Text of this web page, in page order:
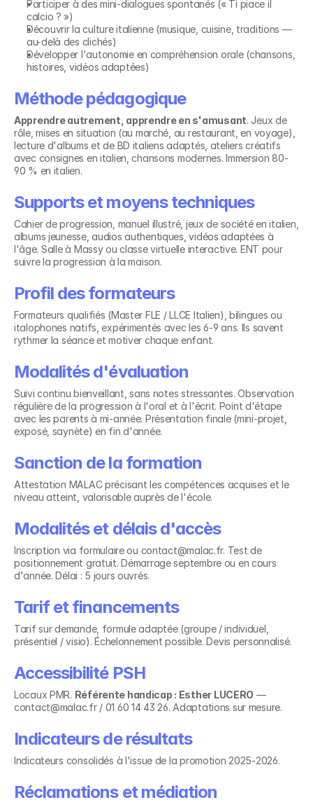
Participer à des mini-dialogues spontanés (« Ti piace il
calcio ? »)
Découvrir la culture italienne (musique, cuisine, traditions —
au-delà des clichés)
Développer l'autonomie en compréhension orale (chansons,
histoires, vidéos adaptées)
Méthode pédagogique
Apprendre autrement, apprendre en s'amusant. Jeux de
rôle, mises en situation (au marché, au restaurant, en voyage),
lecture d'albums et de BD italiens adaptés, ateliers créatifs
avec consignes en italien, chansons modernes. Immersion 80-
90 % en italien.
Supports et moyens techniques
Cahier de progression, manuel illustré, jeux de société en italien,
albums jeunesse, audios authentiques, vidéos adaptées à
l'âge. Salle à Massy ou classe virtuelle interactive. ENT pour
suivre la progression à la maison.
Profil des formateurs
Formateurs qualifiés (Master FLE / LLCE Italien), bilingues ou
italophones natifs, expérimentés avec les 6-9 ans. Ils savent
rythmer la séance et motiver chaque enfant.
Modalités d'évaluation
Suivi continu bienveillant, sans notes stressantes. Observation
régulière de la progression à l'oral et à l'écrit. Point d'étape
avec les parents à mi-année. Présentation finale (mini-projet,
exposé, saynète) en fin d'année.
Sanction de la formation
Attestation MALAC précisant les compétences acquises et le
niveau atteint, valorisable auprès de l'école.
Modalités et délais d'accès
Inscription via formulaire ou contact@malac.fr. Test de
positionnement gratuit. Démarrage septembre ou en cours
d'année. Délai : 5 jours ouvrés.
Tarif et financements
Tarif sur demande, formule adaptée (groupe / individuel,
présentiel / visio). Échelonnement possible. Devis personnalisé.
Accessibilité PSH
Locaux PMR. Référente handicap : Esther LUCERO —
contact@malac.fr / 01 60 14 43 26. Adaptations sur mesure.
Indicateurs de résultats
Indicateurs consolidés à l'issue de la promotion 2025-2026.
Réclamations et médiation